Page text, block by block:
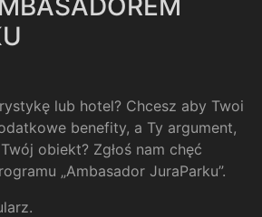
lub hotel? Chcesz aby Twoi
benefity, a Ty argument,
obiekt? Zgłoś nam chęć
„Ambasador JuraParku”.
.